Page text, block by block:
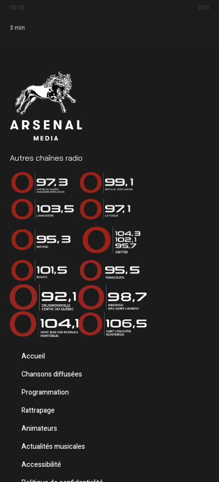
00:00 3:00
3 min
Autres chaînes radio
Accueil
Chansons diffusées
Programmation
Rattrapage
Animateurs
Actualités musicales
Accessibilité